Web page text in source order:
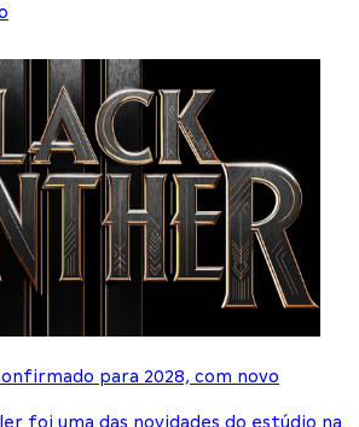
para 2028, com novo
foi uma das novidades do estúdio na